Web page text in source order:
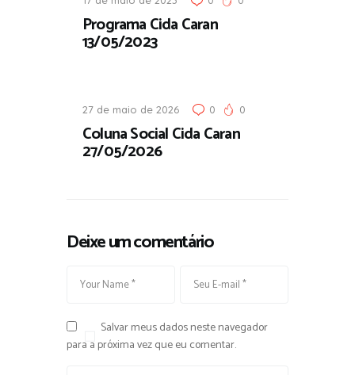
Programa Cida Caran
13/05/2023
27 de maio de 2026 0 0
Coluna Social Cida Caran
27/05/2026
Deixe um comentário
Salvar meus dados neste navegador
para a próxima vez que eu comentar.